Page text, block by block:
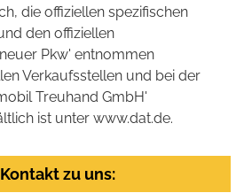
die offiziellen spezifischen
den offiziellen
Pkw' entnommen
Verkaufsstellen und bei der
Treuhand GmbH'
ist unter www.dat.de.
zu uns: